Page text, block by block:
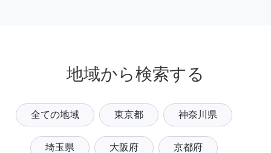
地域から検索する
全ての地域 東京都 神奈川県
埼玉県 大阪府 京都府